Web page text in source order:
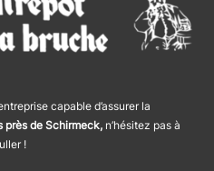
capable d’assurer la
près de Schirmeck, n’hésitez pas à
!